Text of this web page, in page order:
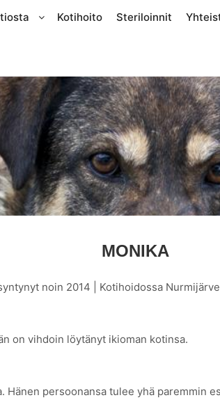
Kotihoito Steriloinnit
MONIKA
noin 2014 | Kotihoidossa
on vihdoin löytänyt ikioman kotinsa.
persoonansa tulee yhä paremmin